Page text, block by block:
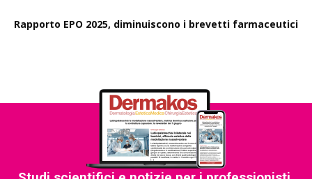
Rapporto EPO 2025, diminuiscono i brevetti farmaceutici